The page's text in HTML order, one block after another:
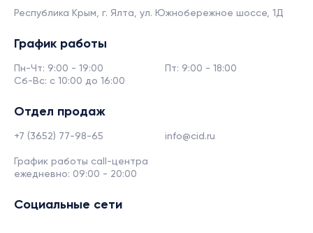
Республика Крым, г. Ялта, ул. Южнобережное шоссе, 1Д
График работы
Пн-Чт: 9:00 - 19:00
Пт: 9:00 - 18:00
Сб-Вс: с 10:00 до 16:00
Отдел продаж
+7 (3652) 77-98-65 info@cid.ru
График работы call-центра
ежедневно: 09:00 - 20:00
Социальные сети